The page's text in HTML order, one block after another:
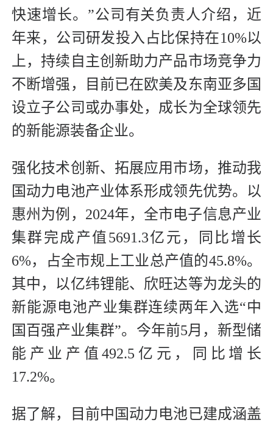
快速增长。”公司有关负责人介绍，近
年来，公司研发投入占比保持在10%以
上，持续自主创新助力产品市场竞争力
不断增强，目前已在欧美及东南亚多国
设立子公司或办事处，成长为全球领先
的新能源装备企业。
强化技术创新、拓展应用市场，推动我
国动力电池产业体系形成领先优势。以
惠州为例，2024年，全市电子信息产业
集群完成产值5691.3亿元，同比增长
6%，占全市规上工业总产值的45.8%。
其中，以亿纬锂能、欣旺达等为龙头的
新能源电池产业集群连续两年入选“中
国百强产业集群”。今年前5月，新型储
能产业产值492.5亿元，同比增长
17.2%。
据了解，目前中国动力电池已建成涵盖